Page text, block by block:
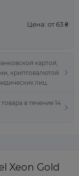
картой,
криптовалютой
лиц.
Цена: от 63 ₴
в течение 14
Xeon Gold